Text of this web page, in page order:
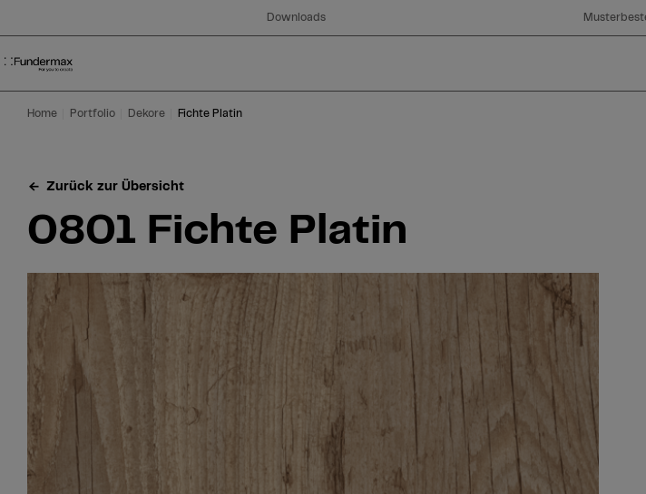
Downloads
Home Portfolio Dekore Fichte Platin
Zurück zur Übersicht
0801 Fichte Platin